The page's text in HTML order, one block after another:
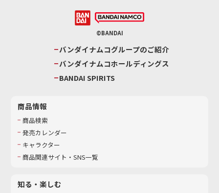
©BANDAI
バンダイナムコグループのご紹介
バンダイナムコホールディングス
BANDAI SPIRITS
商品情報
商品検索
発売カレンダー
キャラクター
商品関連サイト・SNS一覧
知る・楽しむ